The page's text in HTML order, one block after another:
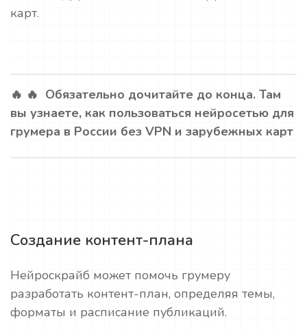
карт.
🔥 🔥 Обязательно дочитайте до конца. Там
вы узнаете, как пользоваться нейросетью для
грумера в России без VPN и зарубежных карт
Создание контент-плана
Нейроскрайб может помочь грумеру
разработать контент-план, определяя темы,
форматы и расписание публикаций.